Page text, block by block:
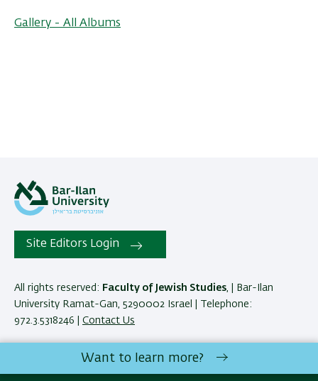
Gallery - All Albums
Site Editors Login
All rights reserved: Faculty of Jewish Studies , | Bar-Ilan
University Ramat-Gan, 5290002 Israel | Telephone:
972.3.5318246 |
Contact Us
Development:Center of IT & IS BIU.
Want to learn more?